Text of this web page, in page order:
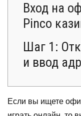
Вход на
Pinco
Шаг 1:
и ввод
Если вы ищете